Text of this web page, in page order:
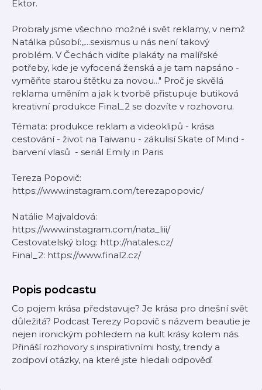
Ektor.
Probraly jsme všechno možné i svět reklamy, v nemž
Natálka působí:,,...sexismus u nás není takový
problém. V Čechách vidíte plakáty na malířské
potřeby, kde je vyfocená ženská a je tam napsáno -
vyměňte starou štětku za novou..." Proč je skvělá
reklama uměním a jak k tvorbě přistupuje butiková
kreativní produkce Final_2 se dozvíte v rozhovoru.
Témata: produkce reklam a videoklipů - krása
cestování - život na Taiwanu - zákulisí Skate of Mind -
barvení vlasů - seriál Emily in Paris
Tereza Popovič:
https://www.instagram.com/terezapopovic/
Natálie Majvaldová:
https://www.instagram.com/nata_liii/
Cestovatelský blog: http://natales.cz/
Final_2: https://www.final2.cz/
Popis podcastu
Co pojem krása představuje? Je krása pro dnešní svět
důležitá? Podcast Terezy Popovič s názvem beautie je
nejen ironickým pohledem na kult krásy kolem nás.
Přináší rozhovory s inspirativními hosty, trendy a
zodpoví otázky, na které jste hledali odpověď.